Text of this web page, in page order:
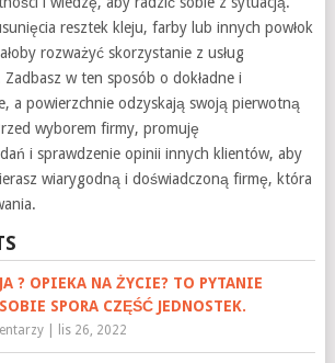
resztek kleju, farby lub innych powłok
rozważyć skorzystanie z usług
w ten sposób o dokładne i
a powierzchnie odzyskają swoją pierwotną
wyborem firmy, promuję
i sprawdzenie opinii innych klientów, aby
wiarygodną i doświadczoną firmę, która
? OPIEKA NA ŻYCIE? TO PYTANIE
SPORA CZĘŚĆ JEDNOSTEK.
| lis 26, 2022